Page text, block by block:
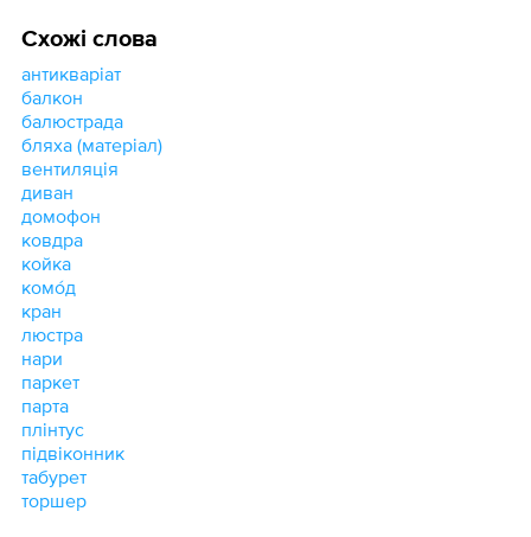
Схожі слова
антикваріат
балкон
балюстрада
бляха (матеріал)
вентиляція
диван
домофон
ковдра
койка
комо́д
кран
люстра
нари
паркет
парта
плінтус
підвіконник
табурет
торшер